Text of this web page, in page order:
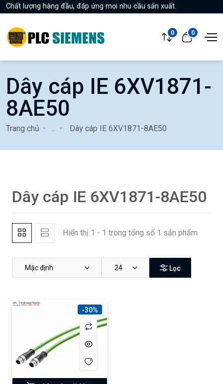
Chất lượng hàng đầu, đáp ứng mọi nhu cầu sản xuất.
0 0
Dây cáp IE 6XV1871-
8AE50
Trang chủ Dây cáp IE 6XV1871-8AE50
Dây cáp IE 6XV1871-8AE50
Hiển thị 1 - 1 trong tổng số 1 sản phẩm
Mặc định 24 Lọc
-30%